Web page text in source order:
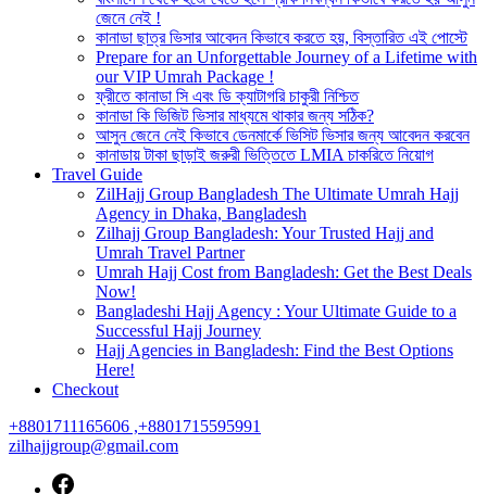
জেনে নেই !
কানাডা ছাত্র ভিসার আবেদন কিভাবে করতে হয়, বিস্তারিত এই পোস্টে
Prepare for an Unforgettable Journey of a Lifetime with
our VIP Umrah Package !
ফ্রীতে কানাডা সি এবং ডি ক্যাটাগরি চাকুরী নিশ্চিত
কানাডা কি ভিজিট ভিসার মাধ্যমে থাকার জন্য সঠিক?
আসুন জেনে নেই কিভাবে ডেনমার্কে ভিসিট ভিসার জন্য আবেদন করবেন
কানাডায় টাকা ছাড়াই জরুরী ভিত্তিতে LMIA চাকরিতে নিয়োগ
Travel Guide
ZilHajj Group Bangladesh The Ultimate Umrah Hajj
Agency in Dhaka, Bangladesh
Zilhajj Group Bangladesh: Your Trusted Hajj and
Umrah Travel Partner
Umrah Hajj Cost from Bangladesh: Get the Best Deals
Now!
Bangladeshi Hajj Agency : Your Ultimate Guide to a
Successful Hajj Journey
Hajj Agencies in Bangladesh: Find the Best Options
Here!
Checkout
+8801711165606 ,+8801715595991
zilhajjgroup@gmail.com